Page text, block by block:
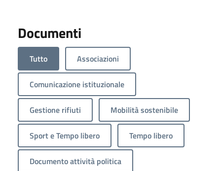
Documenti
Tutto Associazioni
Comunicazione istituzionale
Gestione rifiuti Mobilità sostenibile
Sport e Tempo libero Tempo libero
Documento attività politica